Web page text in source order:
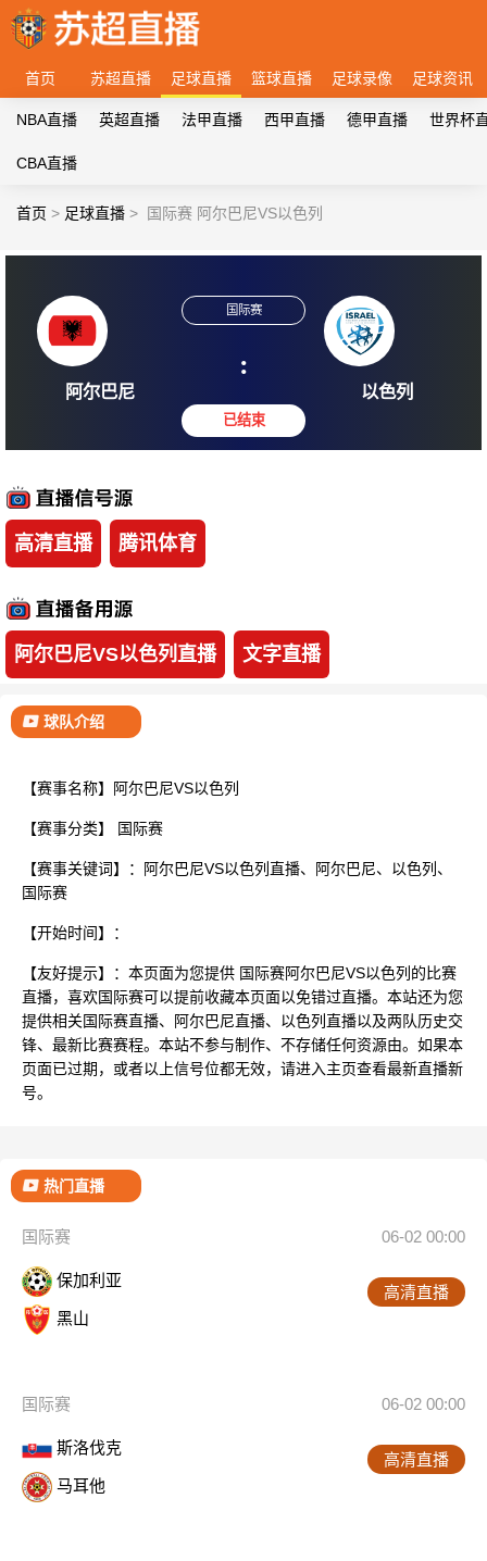
首页 苏超直播 足球直播 篮球直播 足球录像 足球资讯
NBA直播 英超直播 法甲直播 西甲直播 德甲直播 世界杯
CBA直播
首页 > 足球直播 > 国际赛 阿尔巴尼VS以色列
:
高清直播 腾讯体育
阿尔巴尼VS以色列直播 文字直播
球队介绍
【赛事名称】阿尔巴尼VS以色列
【赛事分类】 国际赛
【赛事关键词】：阿尔巴尼VS以色列直播、阿尔巴尼、以色列、
国际赛
【开始时间】：
【友好提示】：本页面为您提供 国际赛阿尔巴尼VS以色列的比赛
直播，喜欢国际赛可以提前收藏本页面以免错过直播。本站还为您
提供相关国际赛直播、阿尔巴尼直播、以色列直播以及两队历史交
锋、最新比赛赛程。本站不参与制作、不存储任何资源由。如果本
页面已过期，或者以上信号位都无效，请进入主页查看最新直播新
号。
热门直播
国际赛 06-02 00:00
保加利亚
黑山
高清直播
国际赛 06-02 00:00
斯洛伐克
马耳他
高清直播